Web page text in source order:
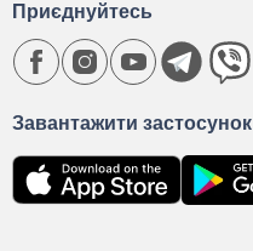
Завантажити застосунок
Приєднуйтесь